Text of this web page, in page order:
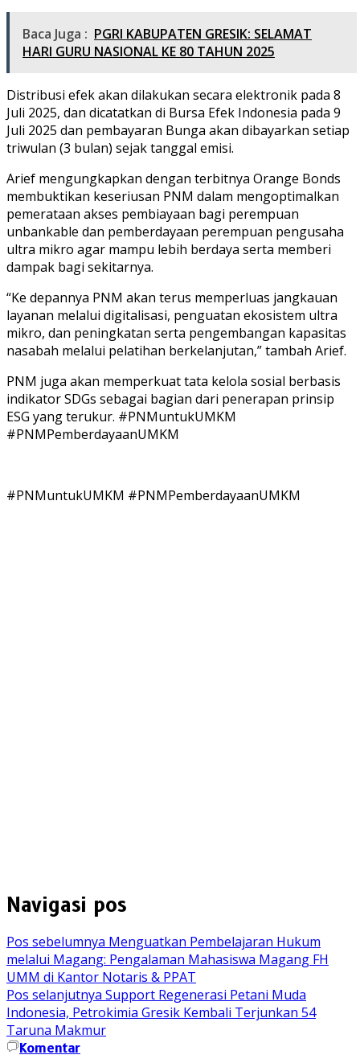
Baca Juga : PGRI KABUPATEN GRESIK: SELAMAT
HARI GURU NASIONAL KE 80 TAHUN 2025
Distribusi efek akan dilakukan secara elektronik pada 8
Juli 2025, dan dicatatkan di Bursa Efek Indonesia pada 9
Juli 2025 dan pembayaran Bunga akan dibayarkan setiap
triwulan (3 bulan) sejak tanggal emisi.
Arief mengungkapkan dengan terbitnya Orange Bonds
membuktikan keseriusan PNM dalam mengoptimalkan
pemerataan akses pembiayaan bagi perempuan
unbankable dan pemberdayaan perempuan pengusaha
ultra mikro agar mampu lebih berdaya serta memberi
dampak bagi sekitarnya.
“Ke depannya PNM akan terus memperluas jangkauan
layanan melalui digitalisasi, penguatan ekosistem ultra
mikro, dan peningkatan serta pengembangan kapasitas
nasabah melalui pelatihan berkelanjutan,” tambah Arief.
PNM juga akan memperkuat tata kelola sosial berbasis
indikator SDGs sebagai bagian dari penerapan prinsip
ESG yang terukur. #PNMuntukUMKM
#PNMPemberdayaanUMKM
#PNMuntukUMKM #PNMPemberdayaanUMKM
Navigasi pos
Pos sebelumnya Menguatkan Pembelajaran Hukum
melalui Magang: Pengalaman Mahasiswa Magang FH
UMM di Kantor Notaris & PPAT
Pos selanjutnya Support Regenerasi Petani Muda
Indonesia, Petrokimia Gresik Kembali Terjunkan 54
Taruna Makmur
Komentar